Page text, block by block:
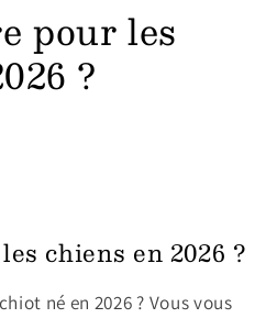
pour les
?
chiens en 2026 ?
né en 2026 ? Vous vous